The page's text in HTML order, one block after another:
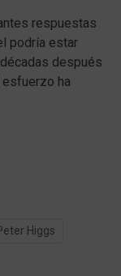
respuestas
podría estar
después
ha
Higgs